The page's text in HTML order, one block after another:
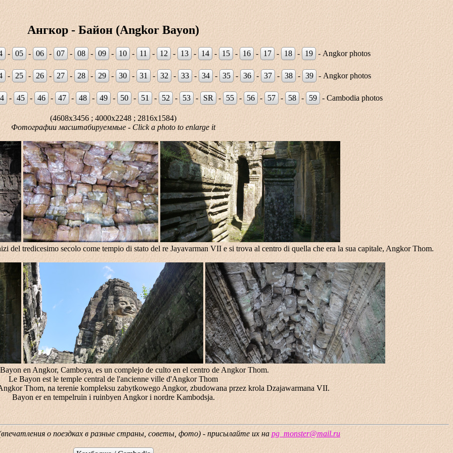
Ангкор - Байон (Angkor Bayon)
- 05 - 06 - 07 - 08 - 09 - 10 - 11 - 12 - 13 - 14 - 15 - 16 - 17 - 18 - 19 - Angkor photos
- 25 - 26 - 27 - 28 - 29 - 30 - 31 - 32 - 33 - 34 - 35 - 36 - 37 - 38 - 39 - Angkor photos
- 45 - 46 - 47 - 48 - 49 - 50 - 51 - 52 - 53 - SR - 55 - 56 - 57 - 58 - 59 - Cambodia photos
(4608x3456 ; 4000x2248 ; 2816x1584)
Фотографии масштабируеммые - Click a photo to enlarge it
tredicesimo secolo come tempio di stato del re Jayavarman VII e si trova al centro di quella che era la sua capitale, Angkor Thom.
en Angkor, Camboya, es un complejo de culto en el centro de Angkor Thom.
Le Bayon est le temple central de l'ancienne ville d'Angkor Thom
Thom, na terenie kompleksu zabytkowego Angkor, zbudowana przez krola Dzajawarmana VII.
Bayon er en tempelruin i ruinbyen Angkor i nordre Kambodsja.
о поездках в разные страны, советы, фото) - присылайте их на pg_monster@mail.ru